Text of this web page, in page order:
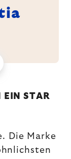
EIN STAR
Die Marke